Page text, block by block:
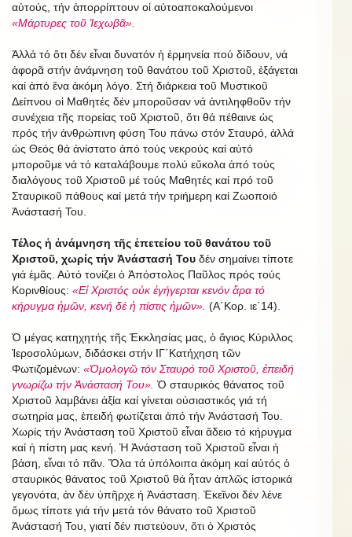
αὐτούς, τήν ἀπορρίπτουν οἱ αὐτοαποκαλούμενοι
«Μάρτυρες τοῦ Ἰεχωβᾶ».
Ἀλλά τό ὅτι δέν εἶναι δυνατόν ἡ ἑρμηνεία πού δίδουν, νά
ἀφορᾶ στήν ἀνάμνηση τοῦ θανάτου τοῦ Χριστοῦ, ἐξάγεται
καί ἀπό ἕνα ἀκόμη λόγο. Στή διάρκεια τοῦ Μυστικοῦ
Δείπνου οἱ Μαθητές δέν μποροῦσαν νά ἀντιληφθοῦν τήν
συνέχεια τῆς πορείας τοῦ Χριστοῦ, ὅτι θά πέθαινε ὡς
πρός τήν ἀνθρώπινη φύση Του πάνω στόν Σταυρό, ἀλλά
ὡς Θεός θά ἀνίστατο ἀπό τούς νεκρούς καί αὐτό
μποροῦμε νά τό καταλάβουμε πολύ εὔκολα ἀπό τούς
διαλόγους τοῦ Χριστοῦ μέ τούς Μαθητές καί πρό τοῦ
Σταυρικοῦ πάθους καί μετά τήν τριήμερη καί Ζωοποιό
Ἀνάστασή Του.
Τέλος ἡ ἀνάμνηση τῆς ἐπετείου τοῦ θανάτου τοῦ
Χριστοῦ, χωρίς τήν Ἀνάστασή Του δέν σημαίνει τίποτε
γιά ἐμᾶς. Αὐτό τονίζει ὁ Ἀπόστολος Παῦλος πρός τούς
Κορινθίους: «Εἰ Χριστός οὐκ ἐγήγερται κενόν ἄρα τό
κήρυγμα ἡμῶν, κενή δέ ἡ πίστις ἡμῶν». (Α΄Κορ. ιε΄14).
Ὁ μέγας κατηχητής τῆς Ἐκκλησίας μας, ὁ ἅγιος Κύριλλος
Ἱεροσολύμων, διδάσκει στήν ΙΓ΄Κατήχηση τῶν
Φωτιζομένων: «Ὁμολογῶ τόν Σταυρό τοῦ Χριστοῦ, ἐπειδή
γνωρίζω τήν Ἀνάστασή Του». Ὁ σταυρικός θάνατος τοῦ
Χριστοῦ λαμβάνει ἀξία καί γίνεται οὐσιαστικός γιά τή
σωτηρία μας, ἐπειδή φωτίζεται ἀπό τήν Ἀνάστασή Του.
Χωρίς τήν Ἀνάσταση τοῦ Χριστοῦ εἶναι ἄδειο τό κήρυγμα
καί ἡ πίστη μας κενή. Ἡ Ἀνάσταση τοῦ Χριστοῦ εἶναι ἡ
βάση, εἶναι τό πᾶν. Ὅλα τά ὑπόλοιπα ἀκόμη καί αὐτός ὁ
σταυρικός θάνατος τοῦ Χριστοῦ θά ἦταν ἁπλῶς ἱστορικά
γεγονότα, ἀν δέν ὑπῆρχε ἡ Ἀνάσταση. Ἐκεῖνοι δέν λένε
ὅμως τίποτε γιά τήν μετά τόν θάνατο τοῦ Χριστοῦ
Ἀνάστασή Του, γιατί δέν πιστεύουν, ὅτι ὁ Χριστός